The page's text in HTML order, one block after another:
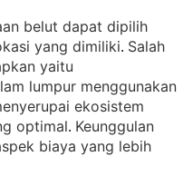
belut dapat dipilih
yang dimiliki. Salah
yaitu
lumpur menggunakan
ekosistem
optimal. Keunggulan
biaya yang lebih